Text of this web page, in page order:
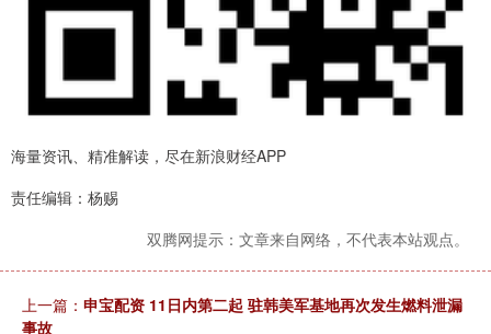
海量资讯、精准解读，尽在新浪财经APP
责任编辑：杨赐
双腾网提示：文章来自网络，不代表本站观点。
上一篇： 申宝配资 11日内第二起 驻韩美军基地再次发生燃料泄漏
事故